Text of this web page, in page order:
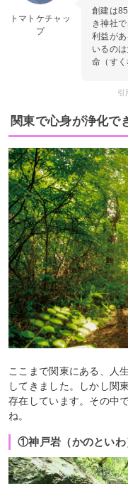
トマトケチャッ
プ
創建は
き神社
利益が
いるの
命（すく
引
関東で心身が浄化で
ここまで関東にある、人
してきました。しかし関
存在しています。その中
ね。
①神戸岩（かのといわ